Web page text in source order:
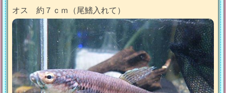
オス 約７ｃｍ（尾鰭入れて）